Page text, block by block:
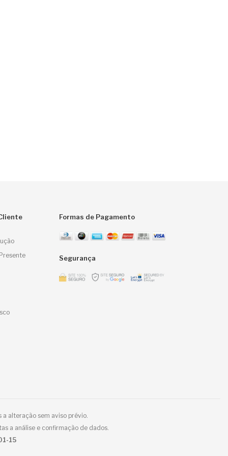
Formas de Pagamento
Segurança
alteração sem aviso prévio.
a análise e confirmação de dados.
15